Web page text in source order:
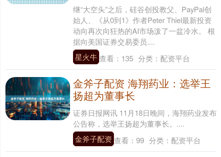
继“大空头”之后，硅谷创投教父、PayPal创
始人、《从0到1》作者Peter Thiel最新投资
动向再次向狂热的AI市场泼了一盆冷水。 根
据向美国证券交易委员....
星火牛查看： 135 分类： 配资平台
金斧子配资 海翔药业：选举王
扬超为董事长
证券日报网讯 11月18日晚间，海翔药业发布
公告称，选举王扬超为董事长。....
金斧子配资 查看： 99 分类： 配资平台